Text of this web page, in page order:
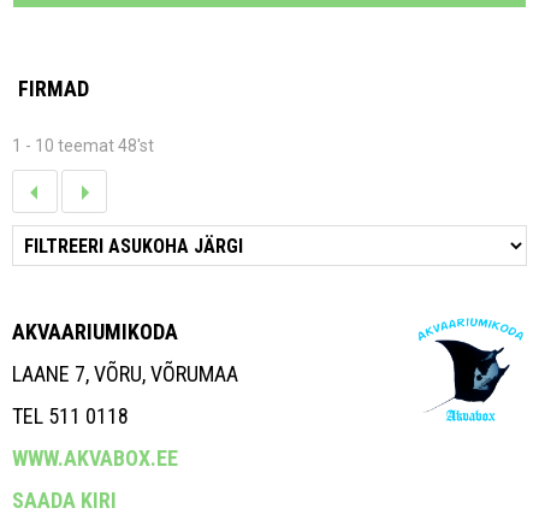
FIRMAD
1 - 10 teemat 48'st
AKVAARIUMIKODA
LAANE 7, VÕRU, VÕRUMAA
TEL 511 0118
WWW.AKVABOX.EE
SAADA KIRI